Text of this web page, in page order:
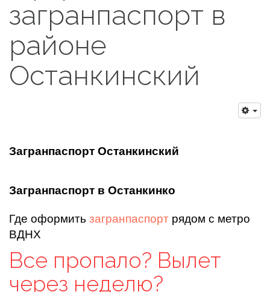
загранпаспорт в
районе
Останкинский
Загранпаспорт Останкинский
Загранпаспорт в Останкинко
Где оформить загранпаспорт рядом с метро
ВДНХ
Все пропало? Вылет
через неделю?